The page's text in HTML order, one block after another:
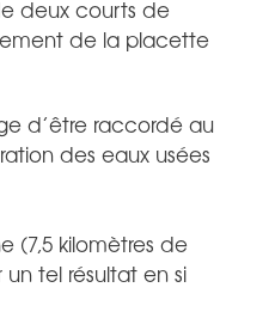
deux courts de
de la placette
d’être raccordé au
des eaux usées
(7,5 kilomètres de
tel résultat en si